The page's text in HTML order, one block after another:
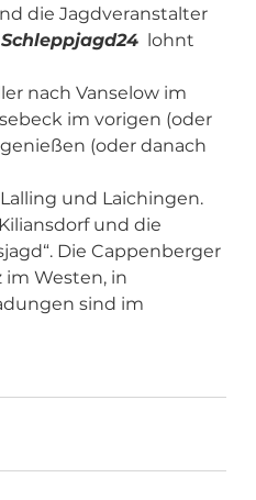
die Jagdveranstalter
Schleppjagd24 lohnt
nach Vanselow im
im vorigen (oder
(oder danach
und Laichingen.
und die
Die Cappenberger
Westen, in
sind im